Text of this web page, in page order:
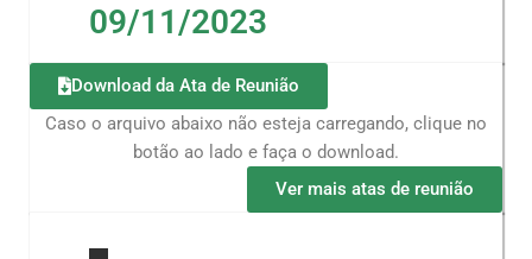
09/11/2023
Download da Ata de Reunião
Caso o arquivo abaixo não esteja carregando, clique no
botão ao lado e faça o download.
Ver mais atas de reunião